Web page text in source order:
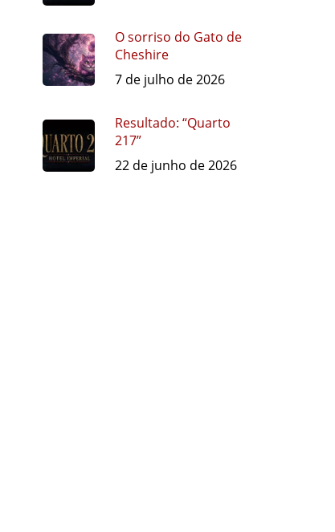
O sorriso do Gato de
Cheshire
7 de julho de 2026
Resultado: “Quarto
217”
22 de junho de 2026